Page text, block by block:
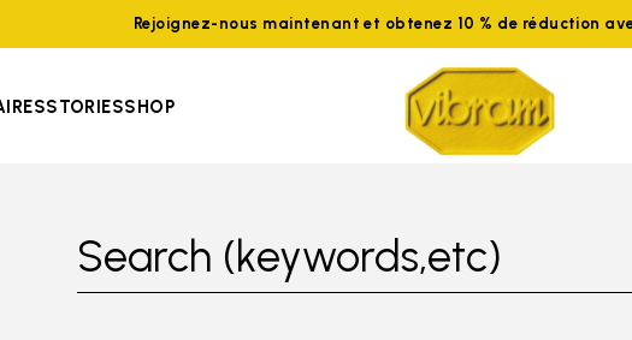
Rejoignez-nous maintenant et obtenez 10 % de réduction
STORIESSHOP
Search (keywords,etc)